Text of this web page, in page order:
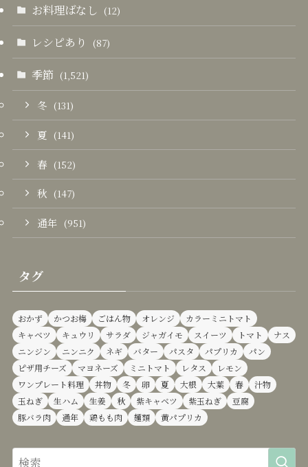
お料理ばなし (12)
レシピあり (87)
季節 (1,521)
冬 (131)
夏 (141)
春 (152)
秋 (147)
通年 (951)
タグ
おかず かつお梅 ごはん物 オレンジ
カラーミニトマト
キャベツ
キュウリ サラダ ジャガイモ スイーツ トマト
ナス
ニンジン
ニンニク ネギ バター パスタ パプリカ
パン
ピザ用チーズ
マヨネーズ ミニトマト レタス
レモン
ワンプレート料理
丼物 冬 卵 夏 大根 大葉 春
汁物
玉ねぎ
生ハム 生姜 秋 紫キャベツ 紫玉ねぎ
豆腐
豚バラ肉
通年 鶏もも肉 麺類 黄パプリカ